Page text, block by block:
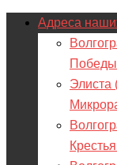
Адреса
Элиста